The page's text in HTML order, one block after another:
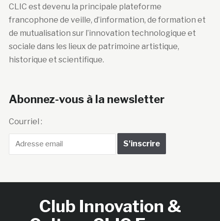
CLIC est devenu la principale plateforme
francophone de veille, d’information, de formation et
de mutualisation sur l’innovation technologique et
sociale dans les lieux de patrimoine artistique,
historique et scientifique.
Abonnez-vous à la newsletter
Courriel :
Club Innovation &